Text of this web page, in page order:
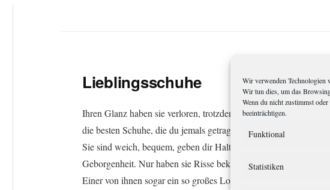
Wir verwenden Technologien
Wir tun dies, um das
Wenn du nicht zustimmst
beeinträchtigen.
Funktional
Statistiken
Lieblingsschuhe
Ihren Glanz haben sie verloren, trotzdem sind sie
die besten Schuhe, die du jemals getragen hast.
Sie sind weich, bequem, geben dir Halt und
Geborgenheit. Nur haben sie Risse bekommen.
Einer von ihnen sogar ein so großes Loch, dass